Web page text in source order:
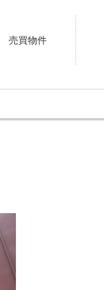
売買物件